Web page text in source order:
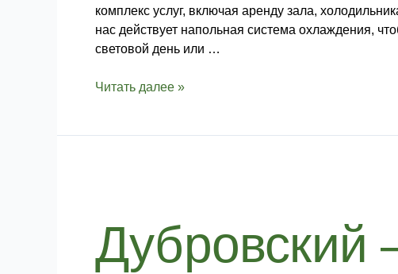
комплекс услуг, включая аренду зала,
нас действует напольная система охлаждения,
световой день или …
Читать далее »
Дубровский
веранда